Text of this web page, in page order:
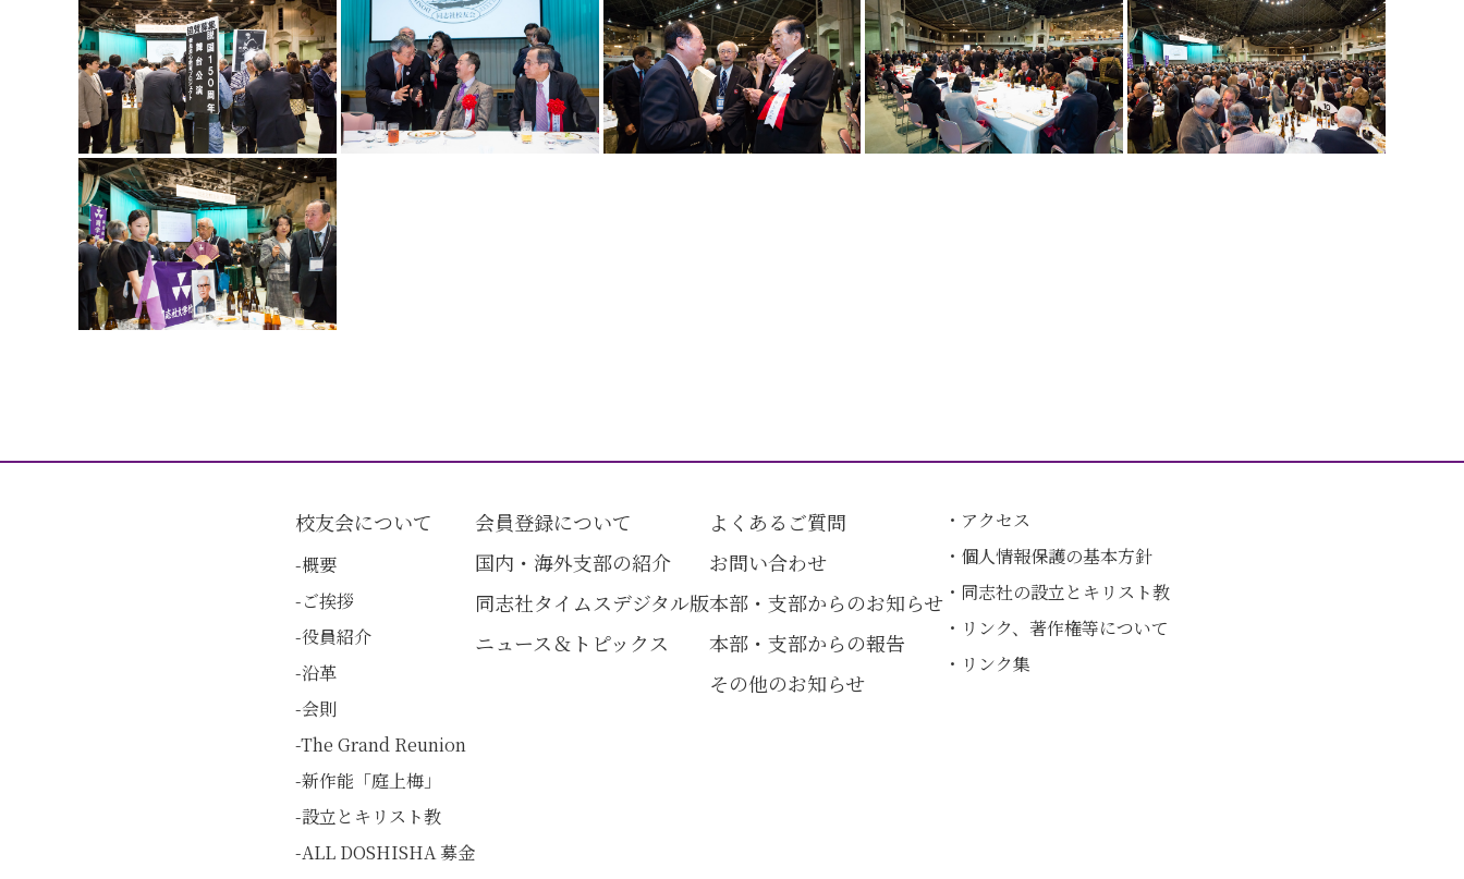
校友会について
概要
ご挨拶
役員紹介
沿革
会則
The Grand Reunion
新作能「庭上梅」
設立とキリスト教
ALL DOSHISHA 募金
会員登録について
国内・海外支部の紹介
同志社タイムスデジタル版
ニュース＆トピックス
よくあるご質問
お問い合わせ
本部・支部からのお知らせ
本部・支部からの報告
その他のお知らせ
アクセス
個人情報保護の基本方針
同志社の設立とキリスト教
リンク、著作権等について
リンク集